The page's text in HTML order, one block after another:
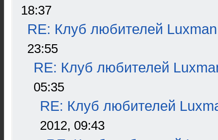
18:37
RE: Клуб любителей Luxman
23:55
RE: Клуб любителей
05:35
RE: Клуб любителей
2012, 09:43